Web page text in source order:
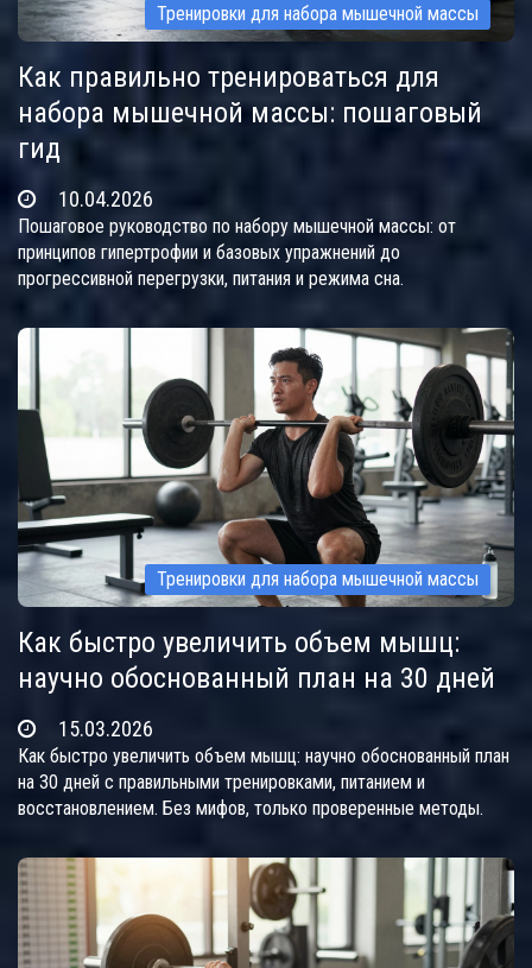
Тренировки для набора мышечной массы
Как правильно тренироваться для
набора мышечной массы: пошаговый
гид
10.04.2026
Пошаговое руководство по набору мышечной массы: от
принципов гипертрофии и базовых упражнений до
прогрессивной перегрузки, питания и режима сна.
Тренировки для набора мышечной массы
Как быстро увеличить объем мышц:
научно обоснованный план на 30 дней
15.03.2026
Как быстро увеличить объем мышц: научно обоснованный план
на 30 дней с правильными тренировками, питанием и
восстановлением. Без мифов, только проверенные методы.